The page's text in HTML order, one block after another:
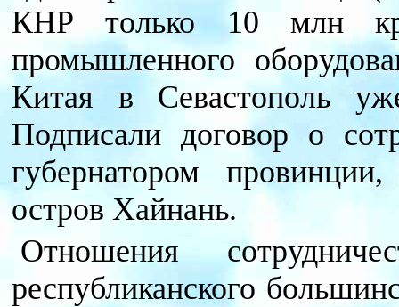
КНР только 10 млн
промышленного
Китая в Севастополь
Подписали договор о
губернатором
остров Хайнань.
Отношения
республиканского